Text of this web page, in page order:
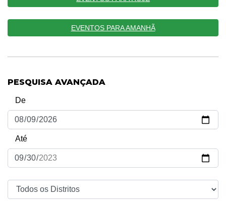
EVENTOS PARA AMANHÃ
PESQUISA AVANÇADA
De
Até